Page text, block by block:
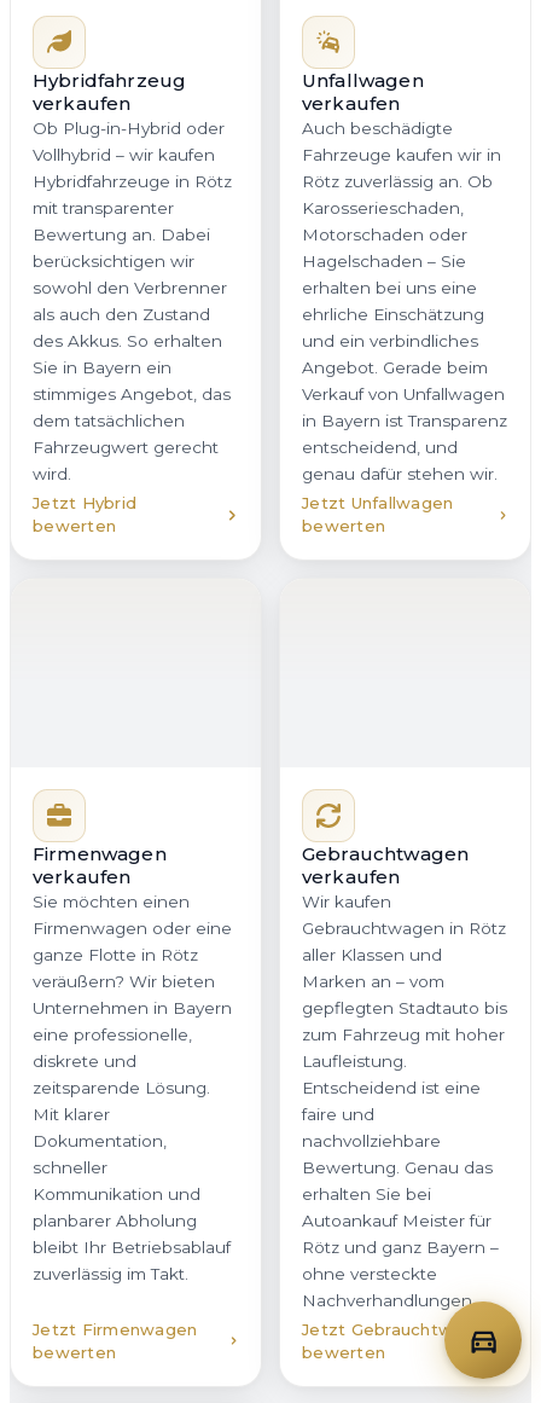
Hybridfahrzeuge in Rötz
mit transparenter
Bewertung an. Dabei
berücksichtigen wir
sowohl den Verbrenner
als auch den Zustand
des Akkus. So erhalten
Sie in Bayern ein
stimmiges Angebot, das
dem tatsächlichen
Fahrzeugwert gerecht
wird.
Jetzt Hybrid
bewerten
Rötz zuverlässig an. Ob
Karosserieschaden,
Motorschaden oder
Hagelschaden – Sie
erhalten bei uns eine
ehrliche Einschätzung
und ein verbindliches
Angebot. Gerade beim
Verkauf von Unfallwagen
in Bayern ist Transparenz
entscheidend, und
genau dafür stehen wir.
Jetzt Unfallwagen
bewerten
ganze Flotte in Rötz
veräußern? Wir bieten
Unternehmen in Bayern
eine professionelle,
diskrete und
zeitsparende Lösung.
Mit klarer
Dokumentation,
schneller
Kommunikation und
planbarer Abholung
bleibt Ihr Betriebsablauf
zuverlässig im Takt.
Jetzt Firmenwagen
bewerten
aller Klassen und
Marken an – vom
gepflegten Stadtauto bis
zum Fahrzeug mit hoher
Laufleistung.
Entscheidend ist eine
faire und
nachvollziehbare
Bewertung. Genau das
erhalten Sie bei
Autoankauf Meister für
Rötz und ganz Bayern –
ohne versteckte
Nachverhandlungen.
Jetzt Gebrauchtwagen
bewerten